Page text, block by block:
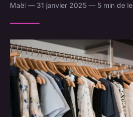
Maël — 31 janvier 2025 — 5 min de